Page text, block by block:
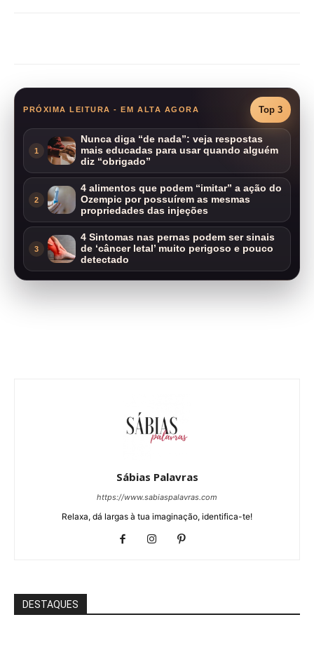
PRÓXIMA LEITURA - EM ALTA AGORA Top 3
1
Nunca diga “de nada”: veja respostas
mais educadas para usar quando alguém
diz “obrigado”
2
4 alimentos que podem “imitar” a ação do
Ozempic por possuírem as mesmas
propriedades das injeções
3
4 Sintomas nas pernas podem ser sinais
de ‘câncer letal’ muito perigoso e pouco
detectado
Sábias Palavras
https://www.sabiaspalavras.com
Relaxa, dá largas à tua imaginação, identifica-te!
DESTAQUES